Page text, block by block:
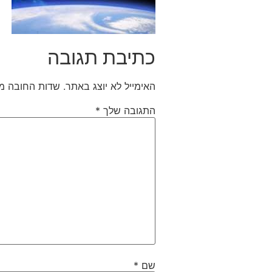
כתיבת תגובה
האימייל לא יוצג באתר. שדות החובה
התגובה שלך *
שם *